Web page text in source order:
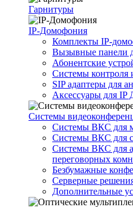
Гарнитуры
IP-Домофония
Комплекты IP-
Вызывные панели
Абонентские
Системы контроля
SIP адаптеры для
Аксессуары для IP
Системы
Системы ВКС для
Системы ВКС для
Системы ВКС для
переговорных
Безбумажные
Серверные
Дополнительные